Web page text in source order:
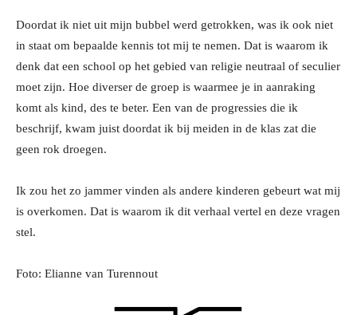
Doordat ik niet uit mijn bubbel werd getrokken, was ik ook niet
in staat om bepaalde kennis tot mij te nemen. Dat is waarom ik
denk dat een school op het gebied van religie neutraal of seculier
moet zijn. Hoe diverser de groep is waarmee je in aanraking
komt als kind, des te beter. Een van de progressies die ik
beschrijf, kwam juist doordat ik bij meiden in de klas zat die
geen rok droegen.
Ik zou het zo jammer vinden als andere kinderen gebeurt wat mij
is overkomen. Dat is waarom ik dit verhaal vertel en deze vragen
stel.
Foto: Elianne van Turennout